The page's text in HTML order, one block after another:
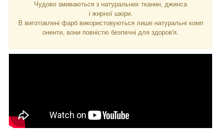
Чудово змиваються з натуральних тканин, джинса
і жирної шкіри.
В виготовлені фарб використовуються лише натуральні комп
оненти, вони повністю безпечні для здоров'я.